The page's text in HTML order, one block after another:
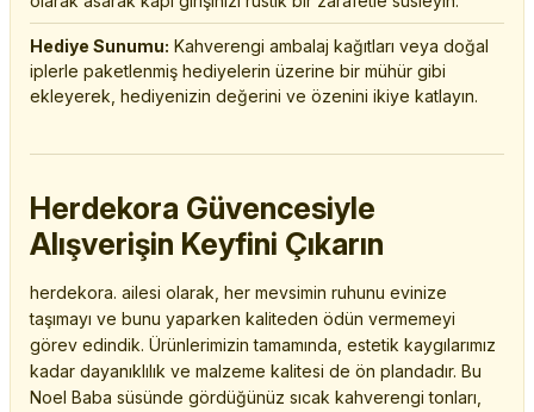
Hediye Sunumu: Kahverengi ambalaj kağıtları veya doğal
iplerle paketlenmiş hediyelerin üzerine bir mühür gibi
ekleyerek, hediyenizin değerini ve özenini ikiye katlayın.
Herdekora Güvencesiyle
Alışverişin Keyfini Çıkarın
herdekora. ailesi olarak, her mevsimin ruhunu evinize
taşımayı ve bunu yaparken kaliteden ödün vermemeyi
görev edindik. Ürünlerimizin tamamında, estetik kaygılarımız
kadar dayanıklılık ve malzeme kalitesi de ön plandadır. Bu
Noel Baba süsünde gördüğünüz sıcak kahverengi tonları,